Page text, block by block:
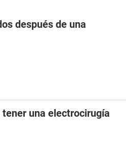
después de una
una electrocirugía